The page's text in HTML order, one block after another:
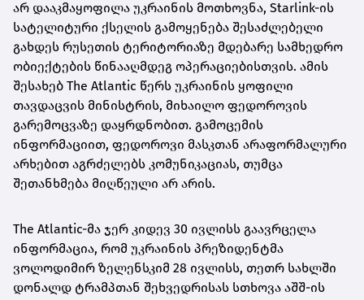
არ დააკმაყოფილა უკრაინის მოთხოვნა, Starlink-ის
სატელიტური ქსელის გამოყენება შესაძლებელი
გახდეს რუსეთის ტერიტორიაზე მდებარე სამხედრო
ობიექტების წინააღმდეგ ოპერაციებისთვის. ამის
შესახებ The Atlantic წერს უკრაინის ყოფილი
თავდაცვის მინისტრის, მიხაილო ფედოროვის
გარემოცვაზე დაყრდნობით. გამოცემის
ინფორმაციით, ფედოროვი მასკთან არაფორმალური
არხებით აგრძელებს კომუნიკაციას, თუმცა
შეთანხმება მიღწეული არ არის.
The Atlantic-მა ჯერ კიდევ 30 ივლისს გაავრცელა
ინფორმაცია, რომ უკრაინის პრეზიდენტმა
ვოლოდიმირ ზელენსკიმ 28 ივლისს, თეთრ სახლში
დონალდ ტრამპთან შეხვედრისას სთხოვა აშშ-ის